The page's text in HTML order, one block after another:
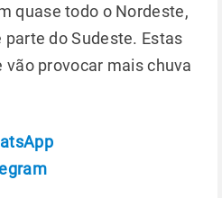
quase todo o Nordeste,
parte do Sudeste. Estas
provocar mais chuva